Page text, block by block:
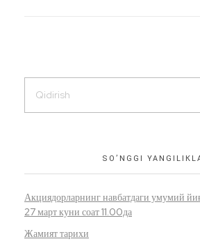
SO’NGGI
Акциядорларнинг навбатдаги умумий
27 март куни соат 11.00да
Жамият тарихи